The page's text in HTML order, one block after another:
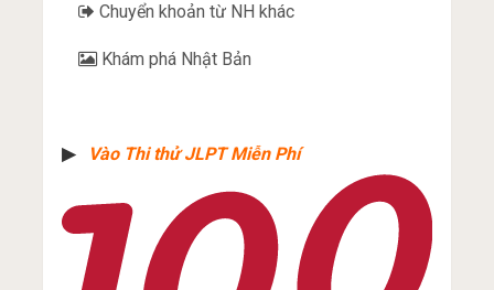
Chuyển khoản từ NH khác
Khám phá Nhật Bản
▶︎ Vào Thi thử JLPT Miễn Phí